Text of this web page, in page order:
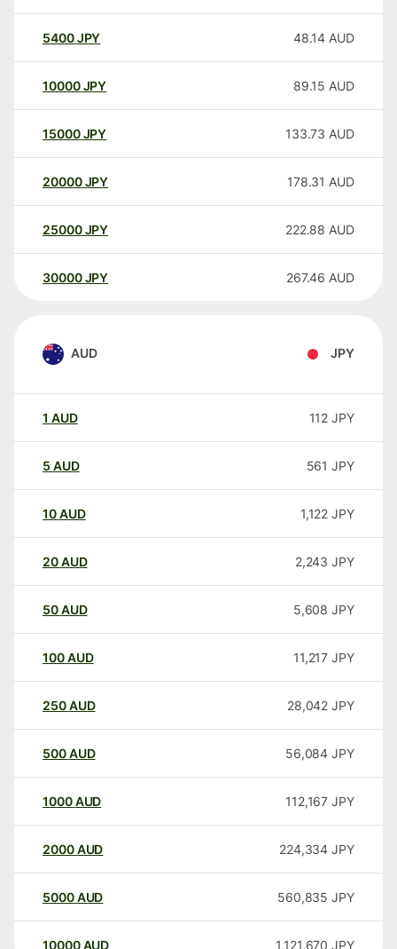
5400JPY 48.14 AUD
10000 JPY 89.15 AUD
15000 JPY 133.73 AUD
20000 JPY 178.31 AUD
25000 JPY 222.88 AUD
30000 JPY 267.46 AUD
AUD JPY
1 AUD 112 JPY
5 AUD 561 JPY
10AUD 1,122 JPY
20AUD 2,243 JPY
50AUD 5,608 JPY
100AUD 11,217 JPY
250AUD 28,042 JPY
500AUD 56,084 JPY
1000AUD 112,167 JPY
2000AUD 224,334 JPY
5000AUD 560,835 JPY
10000 AUD 1,121,670 JPY